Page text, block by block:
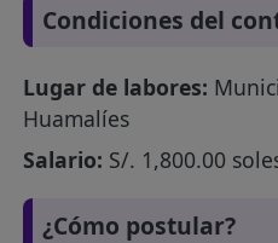
Condiciones del
Lugar de labores:
Huamalíes
Salario: S/. 1,800.00
¿Cómo postular?